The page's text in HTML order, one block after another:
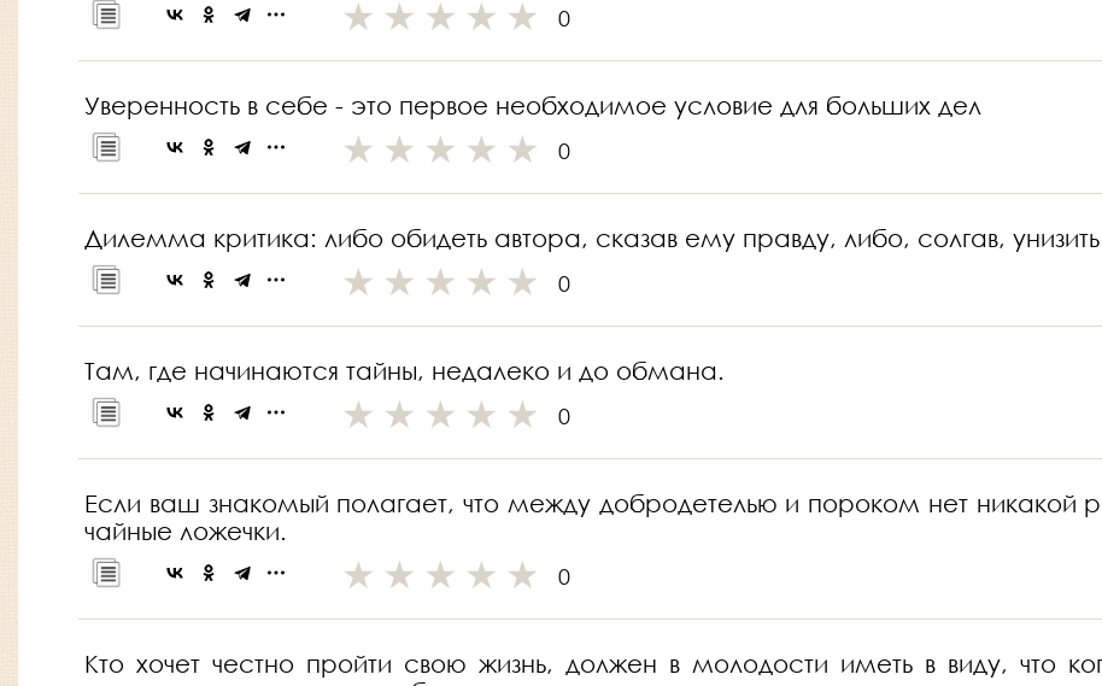
0
Уверенность в себе - это первое необходимое условие для больших дел
0
Дилемма критика: либо обидеть автора, сказав ему правду, либо, солгав,
0
Там, где начинаются тайны, недалеко и до обмана.
0
Если ваш знакомый полагает, что между добродетелью и пороком нет никакой
чайные ложечки.
0
Кто хочет честно пройти свою жизнь, должен в молодости иметь в виду, что